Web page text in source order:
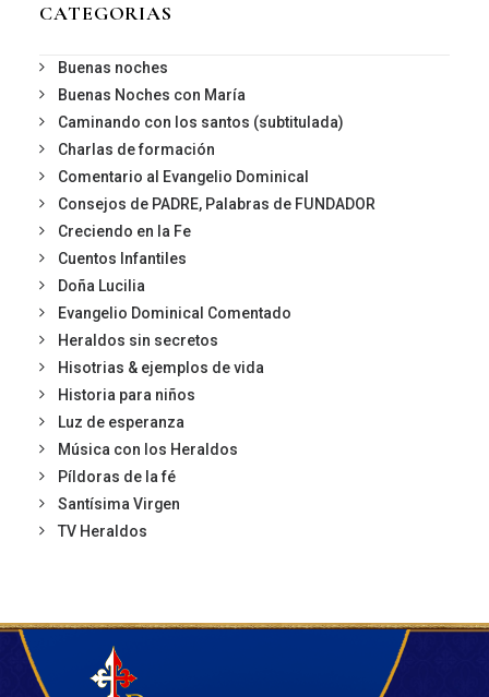
CATEGORIAS
Buenas noches
Buenas Noches con María
Caminando con los santos (subtitulada)
Charlas de formación
Comentario al Evangelio Dominical
Consejos de PADRE, Palabras de FUNDADOR
Creciendo en la Fe
Cuentos Infantiles
Doña Lucilia
Evangelio Dominical Comentado
Heraldos sin secretos
Hisotrias & ejemplos de vida
Historia para niños
Luz de esperanza
Música con los Heraldos
Píldoras de la fé
Santísima Virgen
TV Heraldos